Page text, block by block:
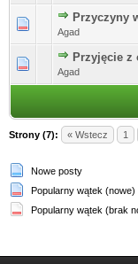
Przyczyny
Agad
Przyjęcie z
Agad
Strony (7): « Wstecz 1
Nowe posty
Popularny wątek (nowe)
Popularny wątek (brak